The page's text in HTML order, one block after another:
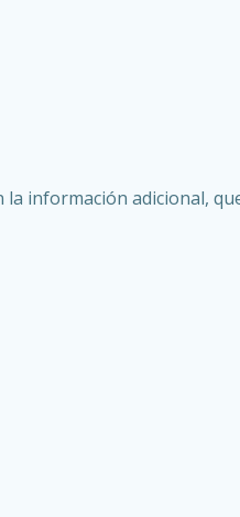
información adicional,